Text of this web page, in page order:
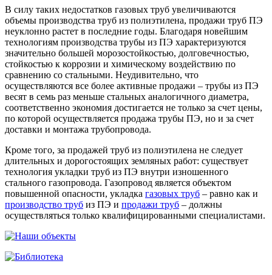
В силу таких недостатков газовых труб увеличиваются
объемы производства труб из полиэтилена, продажи труб ПЭ
неуклонно растет в последние годы. Благодаря новейшим
технологиям производства трубы из ПЭ характеризуются
значительно большей морозостойкостью, долговечностью,
стойкостью к коррозии и химическому воздействию по
сравнению со стальными. Неудивительно, что
осуществляются все более активные продажи – трубы из ПЭ
весят в семь раз меньше стальных аналогичного диаметра,
соответственно экономия достигается не только за счет цены,
по которой осуществляется продажа трубы ПЭ, но и за счет
доставки и монтажа трубопровода.
Кроме того, за продажей труб из полиэтилена не следует
длительных и дорогостоящих земляных работ: существует
технология укладки труб из ПЭ внутри изношенного
стального газопровода. Газопровод является объектом
повышенной опасности, укладка газовых труб – равно как и
производство труб из ПЭ и продажи труб – должны
осуществляться только квалифицированными специалистами.